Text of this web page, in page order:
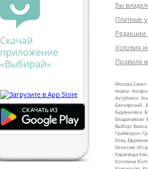
Скачай
приложение
«Выбирай»
Вы
Платные
Редакции
Условия
Правила
Москва
Анапа
Ахтубинск
Белоярский
Будённовск
Владикавказ
ВыборгВыкса
Грайворон
Елец Ефремов
Искитим
Караганда
Коломна